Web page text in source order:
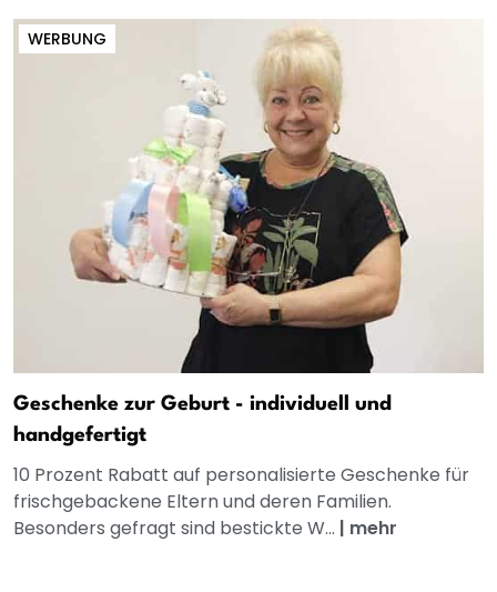
WERBUNG
Geschenke zur Geburt - individuell und
handgefertigt
10 Prozent Rabatt auf personalisierte Geschenke für
frischgebackene Eltern und deren Familien.
Besonders gefragt sind bestickte W... | mehr